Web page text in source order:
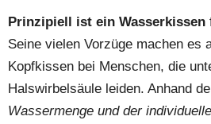
Prinzipiell ist ein Wasserkissen
Seine vielen Vorzüge machen es
Kopfkissen bei Menschen, die
Halswirbelsäule leiden. Anhand
Wassermenge und der